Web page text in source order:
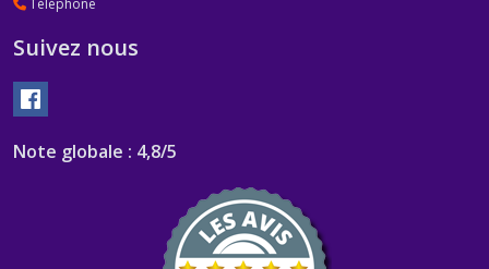
Téléphone
Suivez nous
Note globale : 4,8/5